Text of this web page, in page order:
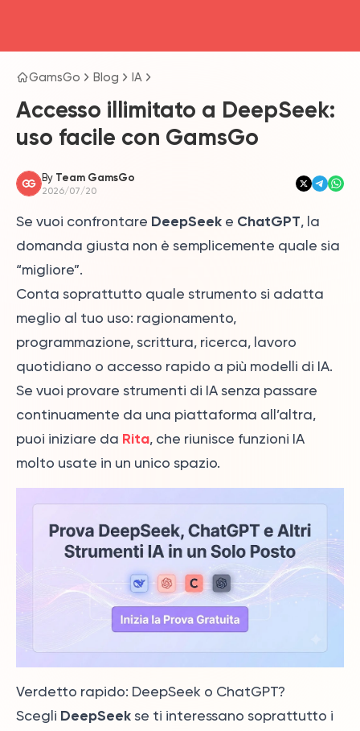
GamsGo Blog IA
Accesso illimitato a DeepSeek:
uso facile con GamsGo
By Team GamsGo
2026/07/20
Se vuoi confrontare DeepSeek e ChatGPT, la
domanda giusta non è semplicemente quale sia
“migliore”.
Conta soprattutto quale strumento si adatta
meglio al tuo uso: ragionamento,
programmazione, scrittura, ricerca, lavoro
quotidiano o accesso rapido a più modelli di IA.
Se vuoi provare strumenti di IA senza passare
continuamente da una piattaforma all’altra,
puoi iniziare da Rita, che riunisce funzioni IA
molto usate in un unico spazio.
Verdetto rapido: DeepSeek o ChatGPT?
Scegli DeepSeek se ti interessano soprattutto i